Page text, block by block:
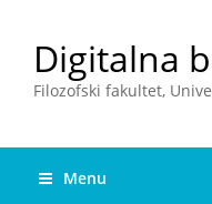
Digitalna
Filozofski fakultet,
Menu